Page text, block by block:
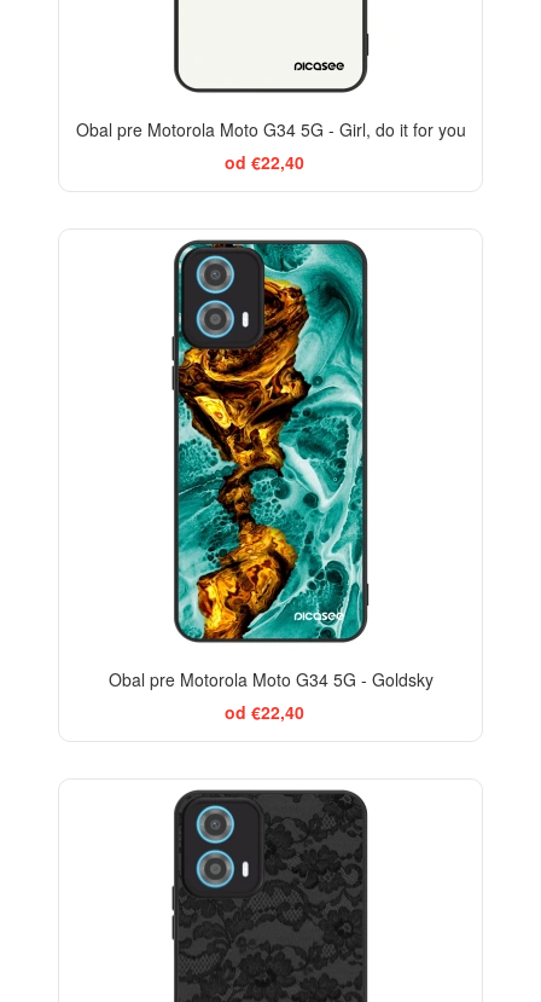
Obal pre Motorola Moto G34 5G - Girl, do it for you
od €22,40
Obal pre Motorola Moto G34 5G - Goldsky
od €22,40